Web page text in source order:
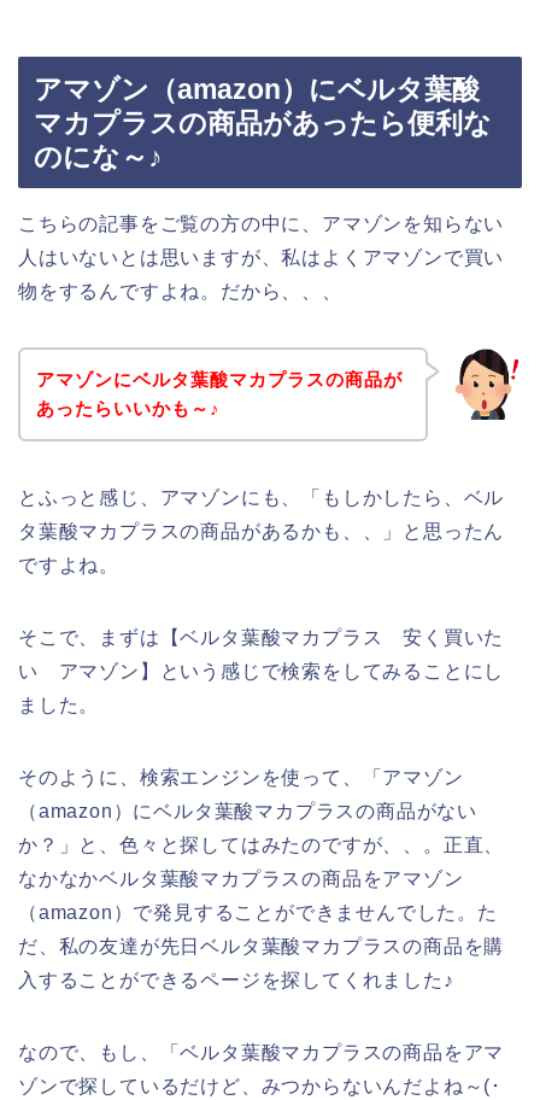
アマゾン（amazon）にベルタ葉酸
マカプラスの商品があったら便利な
のにな～♪
こちらの記事をご覧の方の中に、アマゾンを知らない
人はいないとは思いますが、私はよくアマゾンで買い
物をするんですよね。だから、、、
アマゾンにベルタ葉酸マカプラスの商品が
あったらいいかも～♪
とふっと感じ、アマゾンにも、「もしかしたら、ベル
タ葉酸マカプラスの商品があるかも、、」と思ったん
ですよね。
そこで、まずは【ベルタ葉酸マカプラス 安く買いた
い アマゾン】という感じで検索をしてみることにし
ました。
そのように、検索エンジンを使って、「アマゾン
（amazon）にベルタ葉酸マカプラスの商品がない
か？」と、色々と探してはみたのですが、、。正直、
なかなかベルタ葉酸マカプラスの商品をアマゾン
（amazon）で発見することができませんでした。た
だ、私の友達が先日ベルタ葉酸マカプラスの商品を購
入することができるページを探してくれました♪
なので、もし、「ベルタ葉酸マカプラスの商品をアマ
ゾンで探しているだけど、みつからないんだよね～(･